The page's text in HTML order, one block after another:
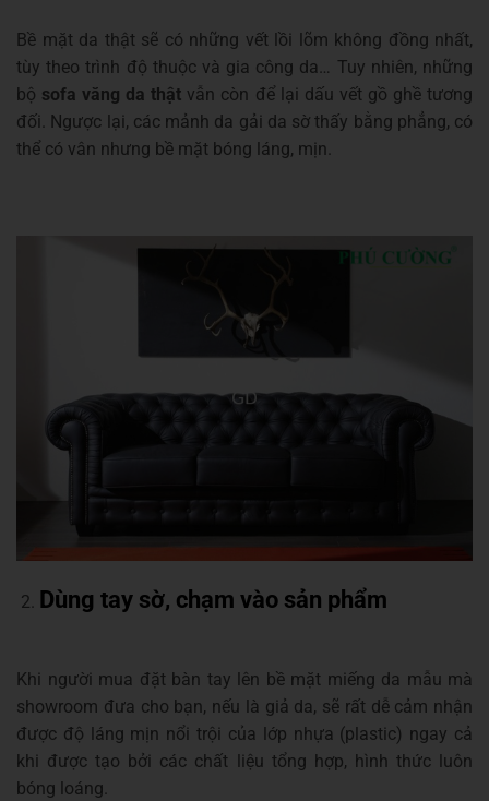
Bề mặt da thật sẽ có những vết lồi lõm không đồng nhất,
tùy theo trình độ thuộc và gia công da… Tuy nhiên, những
bộ sofa văng da thật vẫn còn để lại dấu vết gồ ghề tương
đối. Ngược lại, các mảnh da gải da sờ thấy bằng phẳng, có
thể có vân nhưng bề mặt bóng láng, mịn.
Dùng tay sờ, chạm vào sản phẩm
Khi người mua đặt bàn tay lên bề mặt miếng da mẫu mà
showroom đưa cho bạn, nếu là giả da, sẽ rất dễ cảm nhận
được độ láng mịn nổi trội của lớp nhựa (plastic) ngay cả
khi được tạo bởi các chất liệu tổng hợp, hình thức luôn
bóng loáng.